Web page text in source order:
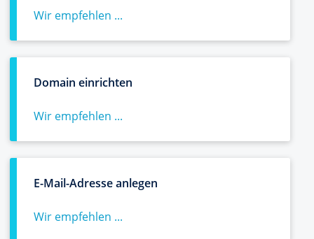
Wir empfehlen ...
Domain einrichten
Wir empfehlen ...
E-Mail-Adresse anlegen
Wir empfehlen ...